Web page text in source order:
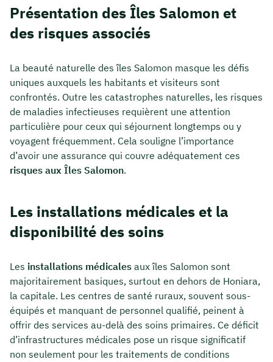
Présentation des Îles Salomon et
des risques associés
La beauté naturelle des îles Salomon masque les défis
uniques auxquels les habitants et visiteurs sont
confrontés. Outre les catastrophes naturelles, les risques
de maladies infectieuses requièrent une attention
particulière pour ceux qui séjournent longtemps ou y
voyagent fréquemment. Cela souligne l’importance
d’avoir une assurance qui couvre adéquatement ces
risques aux Îles Salomon.
Les installations médicales et la
disponibilité des soins
Les installations médicales aux îles Salomon sont
majoritairement basiques, surtout en dehors de Honiara,
la capitale. Les centres de santé ruraux, souvent sous-
équipés et manquant de personnel qualifié, peinent à
offrir des services au-delà des soins primaires. Ce déficit
d’infrastructures médicales pose un risque significatif
non seulement pour les traitements de conditions